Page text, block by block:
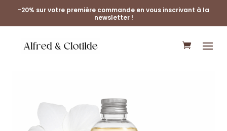
-20% sur votre première commande en vous inscrivant à la
newsletter !